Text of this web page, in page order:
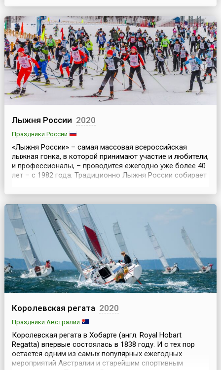
нака...
Лыжня России 2020
Праздники России
«Лыжня России» – самая массовая всероссийская
лыжная гонка, в которой принимают участие и любители,
и профессионалы, – проводится ежегодно уже более 40
лет – с 1982 года. Традиционно Лыжня России собирает
видов спорта из более 70 субъектов страны. В
большинстве российских регионов она проходит
традиционно во вторые выходные февраля, но в
разные...
Королевская регата 2020
Праздники Австралии
Королевская регата в Хобарте (англ. Royal Hobart
Regatta) впервые состоялась в 1838 году. И с тех пор
остается одним из самых популярных ежегодных
мероприятий Австралии и старейшим спортивным